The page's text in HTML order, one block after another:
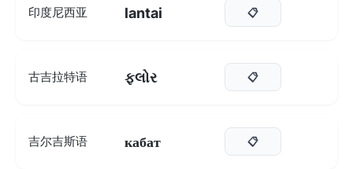
印度尼西亚 lantai 📋
古吉拉特语 ફ્લોર 📋
吉尔吉斯语 кабат 📋